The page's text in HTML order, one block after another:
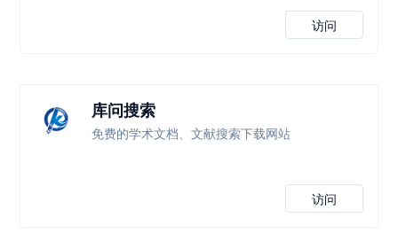
访问
库问搜索
免费的学术文档、文献搜索下载网站
访问